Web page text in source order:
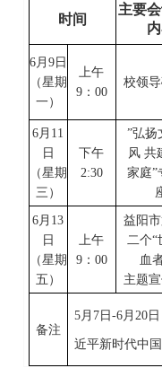
时间
主要
6月 9日
（星期
一）
上午
9： 00
校领
6 月 11
日
（星期
三 ）
下午
2:30
”弘扬
风 共
家庭”
6 月 13
日
（星期
五 ）
上午
9： 00
益阳
二个“
血
主题
备注
5月7日-6月20日
近平新时代中